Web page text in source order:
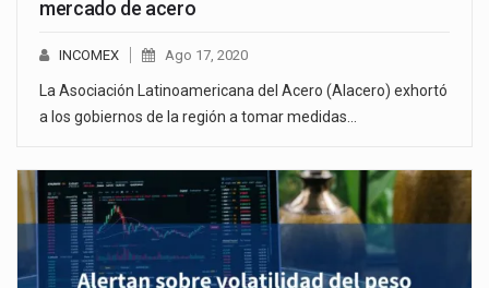
mercado de acero
INCOMEX Ago 17, 2020
La Asociación Latinoamericana del Acero (Alacero) exhortó
a los gobiernos de la región a tomar medidas…